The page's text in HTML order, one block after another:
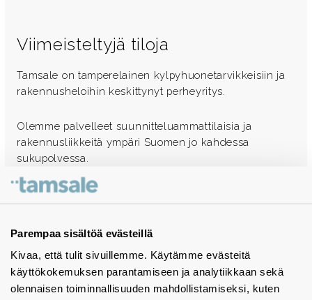
Parempaa sisältöä evästeillä
Kivaa, että tulit sivuillemme. Käytämme evästeitä
käyttökokemuksen parantamiseen ja analytiikkaan sekä
olennaisen toiminnallisuuden mahdollistamiseksi, kuten
Viimeisteltyjä tiloja
Tamsale on tamperelainen kylpyhuonetarvikkeisiin ja
rakennusheloihin keskittynyt perheyritys.
Olemme palvelleet suunnitteluammattilaisia ja
rakennusliikkeitä ympäri Suomen jo kahdessa
sukupolvessa.
Ota yhteyttä - autamme mielellämme
Tuotekuvastot
Instagram
BIM-objektit